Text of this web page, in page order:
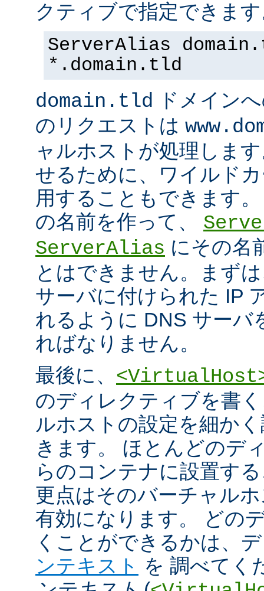
クティブで指定できま
ServerAlias
*.domain.tld
domain.tld ドメイン
のリクエストは
ャルホストが処理しま
せるために、ワイルド
用することもできます
の名前を作って、
ServerAlias にその名
とはできません。まず
サーバに付けられた IP
れるように DNS サーバ
ればなりません。
最後に、
のディレクティブを書
ルホストの設定を細か
きます。 ほとんどのデ
らのコンテナに設置す
更点はそのバーチャル
有効になります。 どの
くことができるかは、
ンテキスト を 調べてく